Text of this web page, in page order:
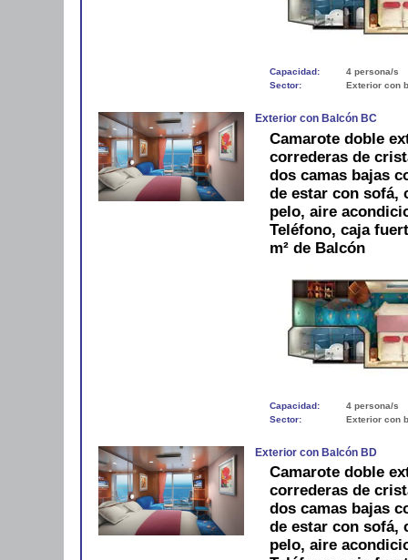
Capacidad:
4 persona/s
Sector:
Exterior con
Exterior con Balcón BC
Camarote doble
correderas de
dos camas bajas
de estar con sofá,
pelo, aire
Teléfono, caja
m² de Balcón
Capacidad:
4 persona/s
Sector:
Exterior con
Exterior con Balcón BD
Camarote doble
correderas de
dos camas bajas
de estar con sofá,
pelo, aire